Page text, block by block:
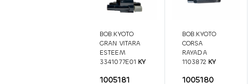
BOB.KYOTO
GRAN VITARA
ESTEEM
3341077E01 KY
1005181
BOB.KYOTO
CORSA
RAYADA
1103872 KY
1005180